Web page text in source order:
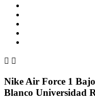
 
Nike Air Force 1
Blanco Universidad